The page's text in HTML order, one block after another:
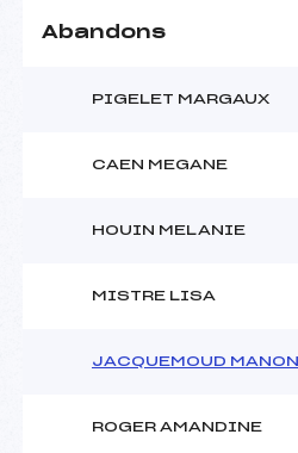
Abandons
PIGELET MARGAUX
CAEN MEGANE
HOUIN MELANIE
MISTRE LISA
JACQUEMOUD MANON
ROGER AMANDINE